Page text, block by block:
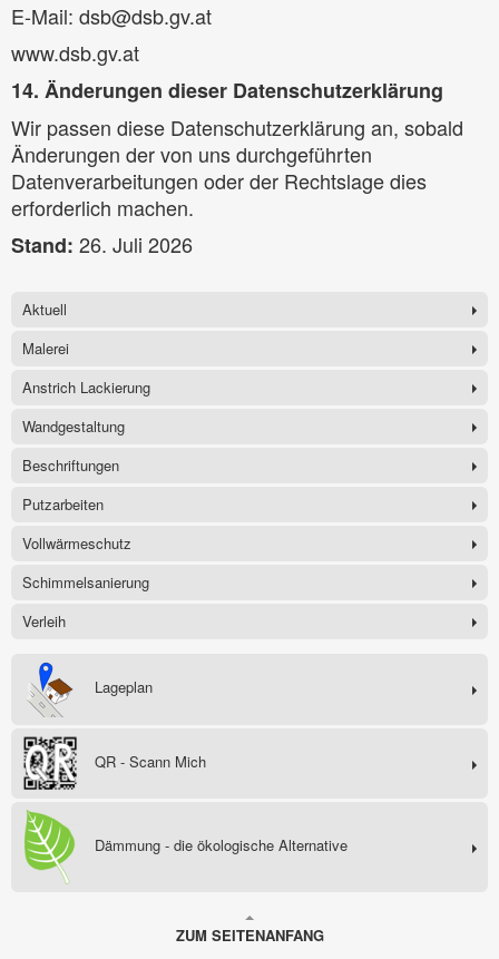
E-Mail: dsb@dsb.gv.at
www.dsb.gv.at
14. Änderungen dieser Datenschutzerklärung
Wir passen diese Datenschutzerklärung an, sobald
Änderungen der von uns durchgeführten
Datenverarbeitungen oder der Rechtslage dies
erforderlich machen.
Stand: 26. Juli 2026
Aktuell
Malerei
Anstrich Lackierung
Wandgestaltung
Beschriftungen
Putzarbeiten
Vollwärmeschutz
Schimmelsanierung
Verleih
Lageplan
QR - Scann Mich
Dämmung - die ökologische Alternative
ZUM SEITENANFANG